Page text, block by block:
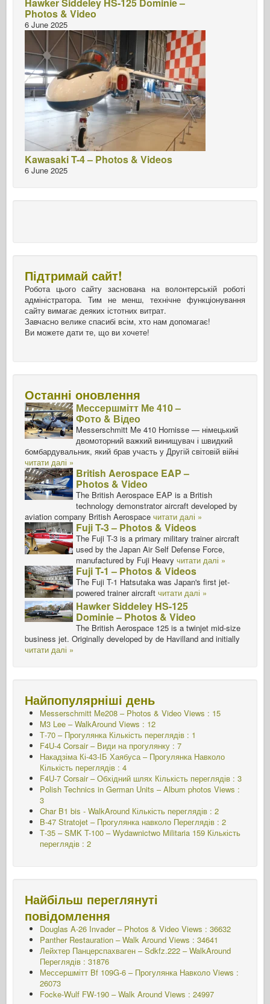
Photos & Video
6 June 2025
Kawasaki T-4 – Photos & Videos
6 June 2025
Підтримай сайт!
Робота цього сайту заснована на волонтерській роботі
адміністратора. Тим не менш, технічне функціонування
сайту вимагає деяких істотних витрат.
Завчасно велике спасибі всім, хто нам допомагає!
Ви можете дати те, що ви хочете!
Останні оновлення
Мессершмітт Ме 410 –
Фото & Відео
Messerschmitt Me 410 Hornisse — німецький
двомоторний важкий винищувач і швидкий
бомбардувальник, який брав участь у Другій світовій війні
читати далі »
British Aerospace EAP –
Photos & Video
The British Aerospace EAP is a British
technology demonstrator aircraft developed by
aviation company British Aerospace читати далі »
Fuji T-3 – Photos & Videos
The Fuji T-3 is a primary military trainer aircraft
used by the Japan Air Self Defense Force,
manufactured by Fuji Heavy читати далі »
Fuji T-1 – Photos & Videos
The Fuji T-1 Hatsutaka was Japan's first jet-
powered trainer aircraft читати далі »
Hawker Siddeley HS-125
Dominie – Photos & Video
The British Aerospace 125 is a twinjet mid-size
business jet. Originally developed by de Havilland and initially
читати далі »
Найпопулярніші день
Messerschmitt Me208 – Photos & Video Views : 15
M3 Lee – WalkAround Views : 12
Т-70 – ПрогулянкаКількість переглядів : 1
F4U-4 Corsair – Види на прогулянку : 7
Накадзіма Кі-43-ІБ Хаябуса – Прогулянка Навколо
Кількість переглядів : 4
F4U-7 Corsair – Обхідний шлях Кількість переглядів : 3
Polish Technics in German Units – Album photos Views :
3
Char B1 bis - WalkAround Кількість переглядів : 2
B-47 Stratojet – Прогулянка навколо Переглядів : 2
Т-35 – SMK T-100 – Wydawnictwo Militaria 159 Кількість
переглядів : 2
Найбільш переглянуті
повідомлення
Douglas A-26 Invader – Photos & Video Views : 36632
Panther Restauration – Walk Around Views : 34641
Лейхтер Панцерспахваген – Sdkfz.222 – WalkAround
Переглядів : 31876
Мессершмітт Bf 109G-6 – Прогулянка Навколо Views :
26073
Focke-Wulf FW-190 – Walk Around Views : 24997